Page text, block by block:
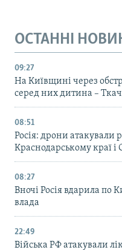
ОСТАННІ
09:27
На Київщині через
серед них дитина –
08:51
Росія: дрони атакували
Краснодарському краї і
08:27
Вночі Росія вдарила по
влада
22:49
Війська РФ атакували